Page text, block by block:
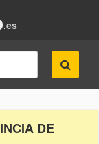
.es
DE